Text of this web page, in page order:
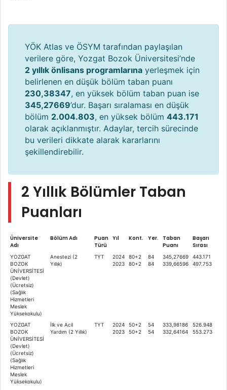
YÖK Atlas ve ÖSYM tarafından paylaşılan
verilere göre, Yozgat Bozok Üniversitesi’nde
2 yıllık önlisans programlarına yerleşmek için
belirlenen en düşük bölüm taban puanı
230,38347, en yüksek bölüm taban puan ise
345,27669’dur. Başarı sıralaması en düşük
bölüm 2.004.803, en yüksek bölüm 443.171
olarak açıklanmıştır. Adaylar, tercih sürecinde
bu verileri dikkate alarak kararlarını
şekillendirebilir.
2 Yıllık Bölümler Taban
Puanları
Üniversite
Adı
Bölüm Adı
Puan
Türü
Yıl Kont. Yer.
Taban
Puanı
Başarı
Sırası
YOZGAT
BOZOK
ÜNİVERSİTESİ
(Devlet)
(Ücretsiz)
(Sağlık
Hizmetleri
Meslek
Yüksekokulu)
Anestezi (2
Yıllık)
TYT
2024
2023
80+2
80+2
84
84
345,27669
339,66596
443.171
497.753
YOZGAT
BOZOK
ÜNİVERSİTESİ
(Devlet)
(Ücretsiz)
(Sağlık
Hizmetleri
Meslek
Yüksekokulu)
İlk ve Acil
Yardım (2 Yıllık)
TYT
2024
2023
50+2
50+2
54
54
333,98186
332,64164
526.948
553.273